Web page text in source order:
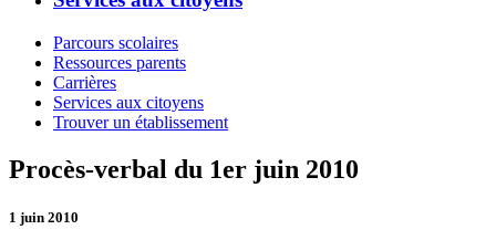
Parcours scolaires
Ressources parents
Carrières
Services aux citoyens
Trouver un établissement
Procès-verbal du 1er juin 2010
1 juin 2010